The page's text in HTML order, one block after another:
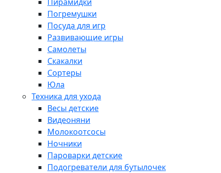
Погремушки
Посуда для игр
Развивающие игры
Самолеты
Скакалки
Сортеры
Юла
Техника для ухода
Весы детские
Видеоняни
Молокоотсосы
Ночники
Пароварки детские
Подогреватели для бутылочек